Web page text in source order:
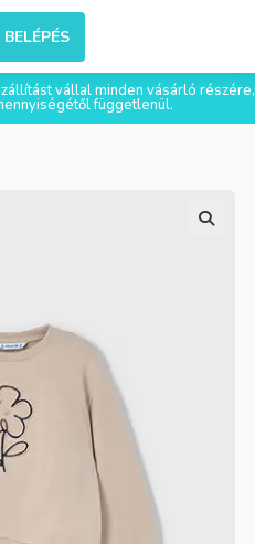
BELÉPÉS
vállal minden vásárló részére,
függetlenül.